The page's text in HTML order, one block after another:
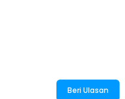
Beri Ulasan